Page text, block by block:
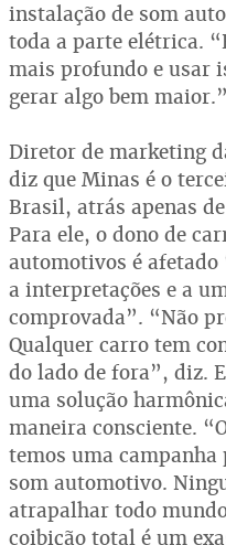
instalação de som
toda a parte elétrica.
mais profundo e usar
gerar algo bem maior.”
Diretor de marketing
diz que Minas é o
Brasil, atrás apenas
Para ele, o dono de
automotivos é
a interpretações e a
comprovada”. “Não
Qualquer carro tem
do lado de fora”, diz.
uma solução
maneira consciente.
temos uma campanha
som automotivo.
atrapalhar todo
coibição total é um